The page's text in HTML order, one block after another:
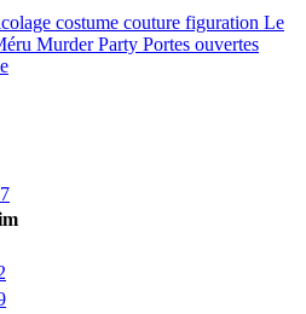
costume couture figuration Le
Murder Party Portes ouvertes